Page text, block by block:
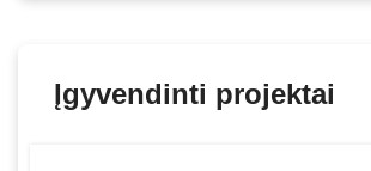
Įgyvendinti projektai